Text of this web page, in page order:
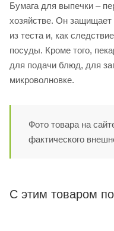
Бумага для выпечки –
хозяйстве. Он защищает
из теста и, как
посуды. Кроме того,
для подачи блюд, для
микроволновке.
Фото товара на
фактического
С этим товаром